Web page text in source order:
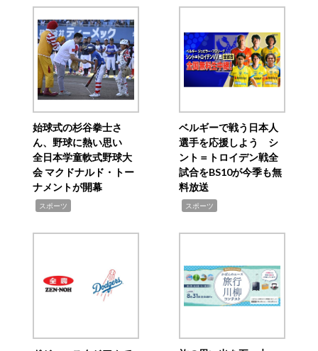
始球式の杉谷拳士さ
ん、野球に熱い思い
全日本学童軟式野球大
会 マクドナルド・トー
ナメントが開幕
スポーツ
ベルギーで戦う日本人
選手を応援しよう シ
ント＝トロイデン戦全
試合をBS10が今季も無
料放送
スポーツ